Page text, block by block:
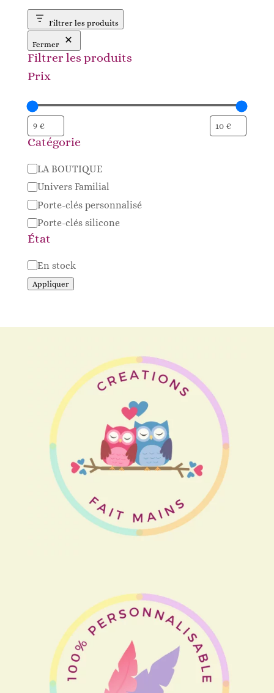
Filtrer les produits
Fermer
Filtrer les produits
Prix
Catégorie
Catégorie
LA BOUTIQUE
Univers Familial
Porte-clés personnalisé
Porte-clés silicone
État
Disponibilité
En stock
Appliquer